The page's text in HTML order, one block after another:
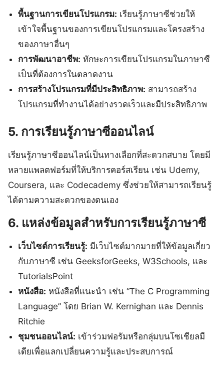
พื้นฐานการเขียนโปรแกรม: เรียนรู้ภาษาซีช่วยให้
เข้าใจพื้นฐานของการเขียนโปรแกรมและโครงสร้าง
ของภาษาอื่นๆ
การพัฒนาอาชีพ: ทักษะการเขียนโปรแกรมในภาษาซี
เป็นที่ต้องการในตลาดงาน
การสร้างโปรแกรมที่มีประสิทธิภาพ: สามารถสร้าง
โปรแกรมที่ทำงานได้อย่างรวดเร็วและมีประสิทธิภาพ
5. การเรียนรู้ภาษาซีออนไลน์
เรียนรู้ภาษาซีออนไลน์เป็นทางเลือกที่สะดวกสบาย โดยมี
หลายแพลตฟอร์มที่ให้บริการคอร์สเรียน เช่น Udemy,
Coursera, และ Codecademy ซึ่งช่วยให้สามารถเรียนรู้
ได้ตามความสะดวกของตนเอง
6. แหล่งข้อมูลสำหรับการเรียนรู้ภาษาซี
เว็บไซต์การเรียนรู้: มีเว็บไซต์มากมายที่ให้ข้อมูลเกี่ยว
กับภาษาซี เช่น GeeksforGeeks, W3Schools, และ
TutorialsPoint
หนังสือ: หนังสือที่แนะนำ เช่น “The C Programming
Language” โดย Brian W. Kernighan และ Dennis
Ritchie
ชุมชนออนไลน์: เข้าร่วมฟอรัมหรือกลุ่มบนโซเชียลมี
เดียเพื่อแลกเปลี่ยนความรู้และประสบการณ์